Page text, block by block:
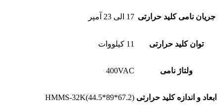
جریان نامی کلید حرارتی 17 الی 23 آمپر
توان کلید حرارتی 11 کیلووات
ولتاژ نامی 400VAC
ابعاد و اندازه کلید حرارتی HMMS-32K(44.5*89*67.2)